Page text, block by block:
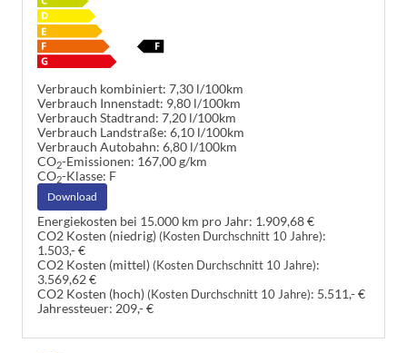
Verbrauch kombiniert: 7,30 l/100km
Verbrauch Innenstadt: 9,80 l/100km
Verbrauch Stadtrand: 7,20 l/100km
Verbrauch Landstraße: 6,10 l/100km
Verbrauch Autobahn: 6,80 l/100km
CO2-Emissionen: 167,00 g/km
CO2-Klasse: F
Download
Energiekosten bei 15.000 km pro Jahr: 1.909,68 €
CO2 Kosten (niedrig) (Kosten Durchschnitt 10 Jahre):
1.503,- €
CO2 Kosten (mittel) (Kosten Durchschnitt 10 Jahre):
3.569,62 €
CO2 Kosten (hoch) (Kosten Durchschnitt 10 Jahre): 5.511,- €
Jahressteuer: 209,- €